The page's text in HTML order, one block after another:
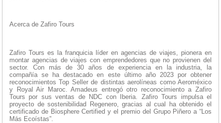
Acerca de Zafiro Tours
Zafiro Tours es la franquicia líder en agencias de viajes, pionera en
montar agencias de viajes con emprendedores que no provienen del
sector. Con más de 30 años de experiencia en la industria, la
compañía se ha destacado en este último año 2023 por obtener
reconocimientos Top Seller de distintas aerolíneas como Aeroméxico
y Royal Air Maroc. Amadeus entregó otro reconocimiento a Zafiro
Tours por sus ventas de NDC con Iberia. Zafiro Tours impulsa el
proyecto de sostenibilidad Regenero, gracias al cual ha obtenido el
certificado de Biosphere Certified y el premio del Grupo Piñero a “Los
Más Ecoístas”.